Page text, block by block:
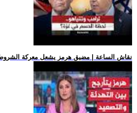
.. نقاش الساعة | مضيق هرمز يشعل معركة